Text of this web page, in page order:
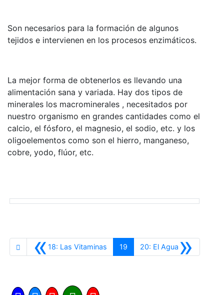
Son necesarios para la formación de algunos
tejidos e intervienen en los procesos enzimáticos.
La mejor forma de obtenerlos es llevando una
alimentación sana y variada. Hay dos tipos de
minerales los macrominerales , necesitados por
nuestro organismo en grandes cantidades como el
calcio, el fósforo, el magnesio, el sodio, etc. y los
oligoelementos como son el hierro, manganeso,
cobre, yodo, flúor, etc.
«18: Las VitaminasAnterior
19 »
20: El AguaSiguiente